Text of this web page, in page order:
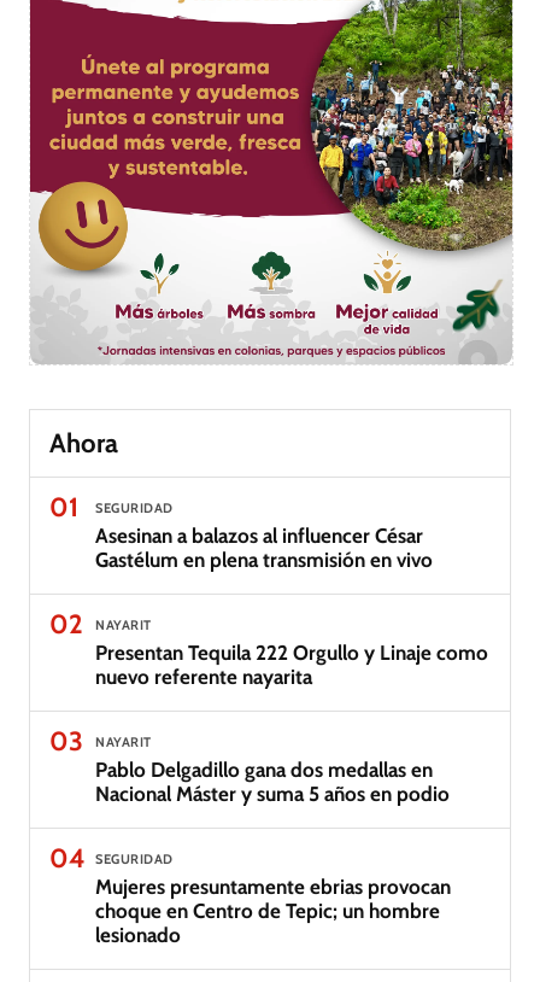
Ahora
01
SEGURIDAD
Asesinan a balazos al influencer César
Gastélum en plena transmisión en vivo
02 NAYARIT
Presentan Tequila 222 Orgullo y Linaje como
nuevo referente nayarita
03 NAYARIT
Pablo Delgadillo gana dos medallas en
Nacional Máster y suma 5 años en podio
04 SEGURIDAD
Mujeres presuntamente ebrias provocan
choque en Centro de Tepic; un hombre
lesionado